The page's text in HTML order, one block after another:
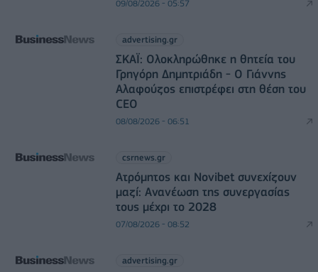
09/08/2026 - 05:57
advertising.gr
ΣΚΑΪ: Ολοκληρώθηκε η θητεία του
Γρηγόρη Δημητριάδη - Ο Γιάννης
Αλαφούζος επιστρέφει στη θέση του
CEO
08/08/2026 - 06:51
csrnews.gr
Ατρόμητος και Novibet συνεχίζουν
μαζί: Ανανέωση της συνεργασίας
τους μέχρι το 2028
07/08/2026 - 08:52
advertising.gr